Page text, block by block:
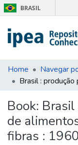
BRASIL
Communities &
Search for
Statistics
Tips
About Us
Home
Book:
de
fibras :